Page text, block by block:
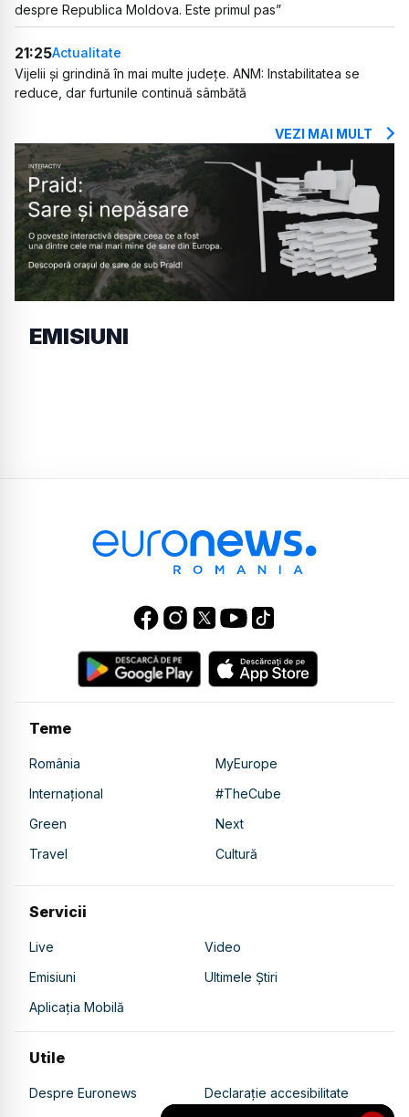
despre Republica Moldova. Este primul pas”
21:25Actualitate
Vijelii și grindină în mai multe județe. ANM: Instabilitatea se
reduce, dar furtunile continuă sâmbătă
VEZI MAI MULT
EMISIUNI
Teme
România
MyEurope
Internațional
#TheCube
Green
Next
Travel
Cultură
Servicii
Live
Video
Emisiuni
Ultimele Știri
Aplicația Mobilă
Utile
Despre Euronews
Declarație accesibilitate